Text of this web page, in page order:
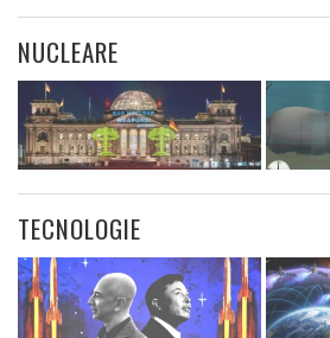
NUCLEARE
TECNOLOGIE